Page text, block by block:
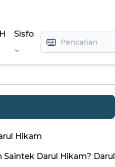
Sisfo
Search
Hikam
Darul Hikam? Darul